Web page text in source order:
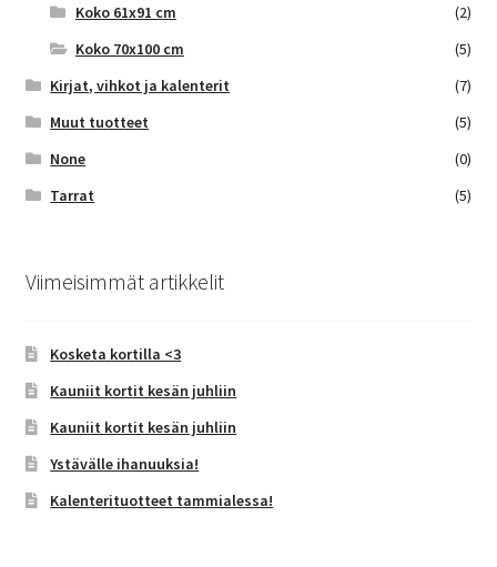
Koko 61x91 cm
(2)
Koko 70x100 cm
(5)
Kirjat, vihkot ja kalenterit
(7)
Muut tuotteet
(5)
None
(0)
Tarrat
(5)
Viimeisimmät artikkelit
Kosketa kortilla <3
Kauniit kortit kesän juhliin
Kauniit kortit kesän juhliin
Ystävälle ihanuuksia!
Kalenterituotteet tammialessa!